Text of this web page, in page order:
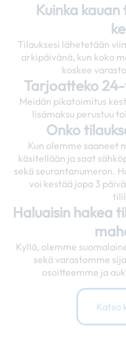
Kuinka
Tilauksesi lähetetään
arkipäivänä, kun koko
koskee
Tarjoatteko
Meidän pikatoimitus
lisämaksu perustuu
Onko
Kun olemme saaneet
käsitellään ja saat
sekä seurantanumeron.
voi kestää jopa 3
Haluaisin hakea
Kyllä, olemme
sekä varastomme
osoitteemme ja
Katso